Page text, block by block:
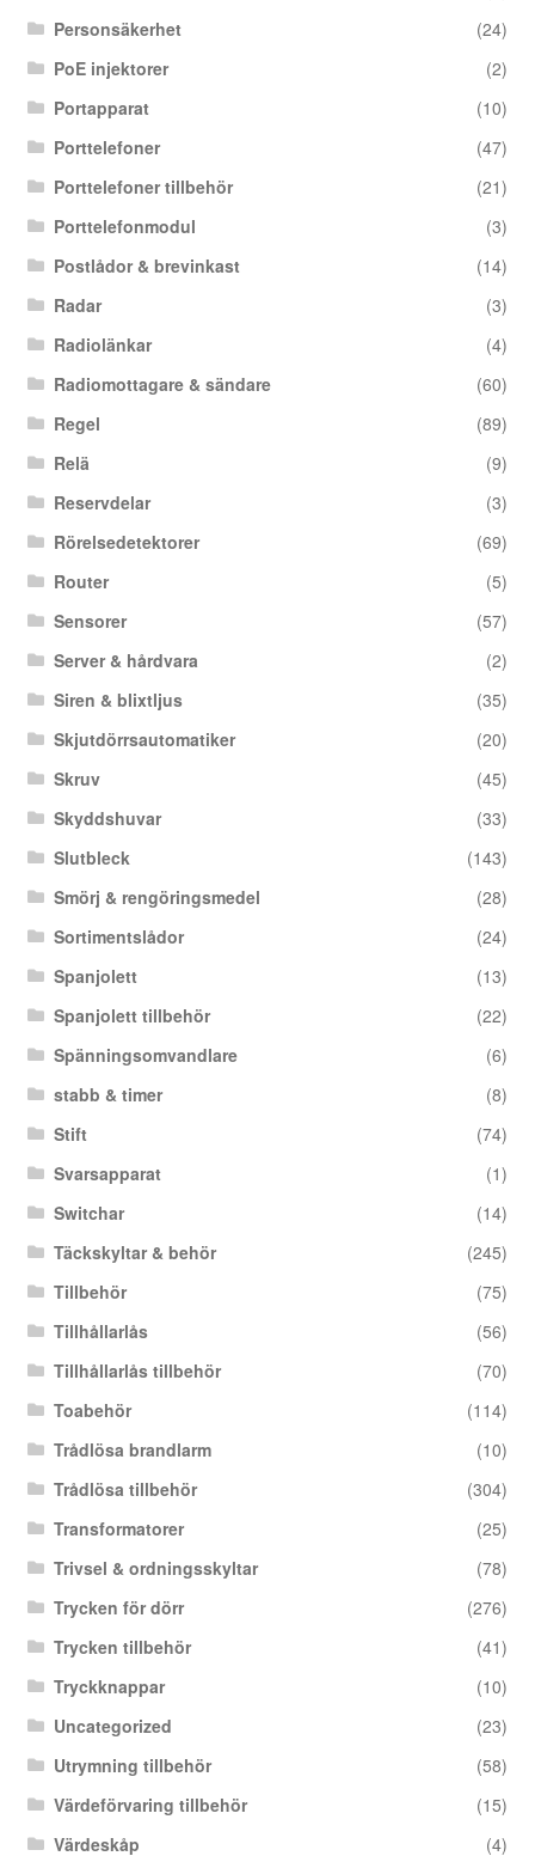
Personsäkerhet
(24)
PoE injektorer
(2)
Portapparat
(10)
Porttelefoner
(47)
Porttelefoner tillbehör
(21)
Porttelefonmodul
(3)
Postlådor & brevinkast
(14)
Radar
(3)
Radiolänkar
(4)
Radiomottagare & sändare
(60)
Regel
(89)
Relä
(9)
Reservdelar
(3)
Rörelsedetektorer
(69)
Router
(5)
Sensorer
(57)
Server & hårdvara
(2)
Siren & blixtljus
(35)
Skjutdörrsautomatiker
(20)
Skruv
(45)
Skyddshuvar
(33)
Slutbleck
(143)
Smörj & rengöringsmedel
(28)
Sortimentslådor
(24)
Spanjolett
(13)
Spanjolett tillbehör
(22)
Spänningsomvandlare
(6)
stabb & timer
(8)
Stift
(74)
Svarsapparat
(1)
Switchar
(14)
Täckskyltar & behör
(245)
Tillbehör
(75)
Tillhållarlås
(56)
Tillhållarlås tillbehör
(70)
Toabehör
(114)
Trådlösa brandlarm
(10)
Trådlösa tillbehör
(304)
Transformatorer
(25)
Trivsel & ordningsskyltar
(78)
Trycken för dörr
(276)
Trycken tillbehör
(41)
Tryckknappar
(10)
Uncategorized
(23)
Utrymning tillbehör
(58)
Värdeförvaring tillbehör
(15)
Värdeskåp
(4)